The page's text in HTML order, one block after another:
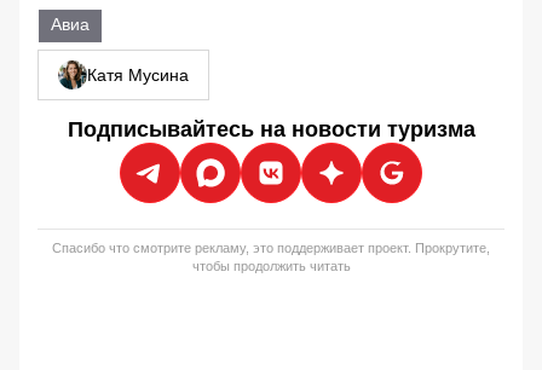
Авиа
Катя Мусина
Подписывайтесь на новости туризма
Спасибо что смотрите рекламу, это поддерживает проект. Прокрутите,
чтобы продолжить читать